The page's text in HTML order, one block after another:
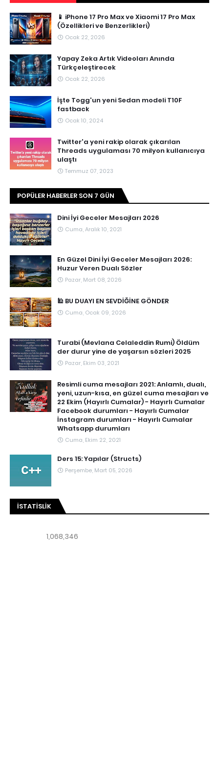
📱 iPhone 17 Pro Max ve Xiaomi 17 Pro Max
(Özellikleri ve Benzerlikleri)
Ocak 22, 2026
Yapay Zeka Artık Videoları Anında
Türkçeleştirecek
Ocak 22, 2026
İşte Togg'un yeni Sedan modeli T10F
fastback
Ocak 10, 2024
Twitter'a yeni rakip olarak çıkarılan
Threads uygulaması 70 milyon kullanıcıya
ulaştı
Temmuz 07, 2023
POPÜLER HABERLER SON 7 GÜN
Dini İyi Geceler Mesajları 2026
Cuma, Aralık 10, 2021
En Güzel Dini İyi Geceler Mesajları 2026:
Huzur Veren Dualı Sözler
Pazar, Mart 08, 2026
🕌 BU DUAYI EN SEVDİĞİNE GÖNDER
Cuma, Ocak 09, 2026
Turabi (Mevlana Celaleddin Rumi) Öldüm
der durur yine de yaşarsın sözleri 2025
Pazar, Ekim 03, 2021
Resimli cuma mesajları 2021: Anlamlı, dualı,
yeni, uzun-kısa, en güzel cuma mesajları ve
22 Ekim (Hayırlı Cumalar) - Hayırlı Cumalar
Facebook durumları - Hayırlı Cumalar
İnstagram durumları - Hayırlı Cumalar
Whatsapp durumları
Cuma, Ekim 22, 2021
Ders 15: Yapılar (Structs)
Perşembe, Mart 05, 2026
İSTATISLIK
1,068,346